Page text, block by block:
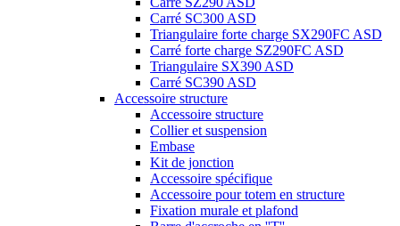
Carré SC300 ASD
Triangulaire forte charge SX290FC ASD
Carré forte charge SZ290FC ASD
Triangulaire SX390 ASD
Carré SC390 ASD
Accessoire structure
Accessoire structure
Collier et suspension
Embase
Kit de jonction
Accessoire spécifique
Accessoire pour totem en structure
Fixation murale et plafond